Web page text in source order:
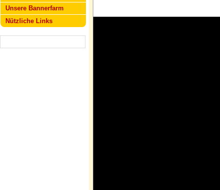
Unsere Bannerfarm
Nützliche Links